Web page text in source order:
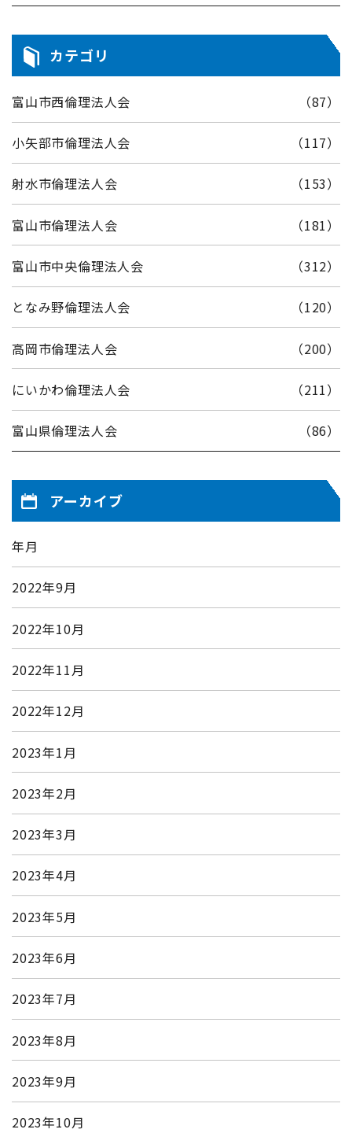
カテゴリ
富山市西倫理法人会 （87）
小矢部市倫理法人会 （117）
射水市倫理法人会 （153）
富山市倫理法人会 （181）
富山市中央倫理法人会 （312）
となみ野倫理法人会 （120）
高岡市倫理法人会 （200）
にいかわ倫理法人会 （211）
富山県倫理法人会 （86）
アーカイブ
年月
2022年9月
2022年10月
2022年11月
2022年12月
2023年1月
2023年2月
2023年3月
2023年4月
2023年5月
2023年6月
2023年7月
2023年8月
2023年9月
2023年10月